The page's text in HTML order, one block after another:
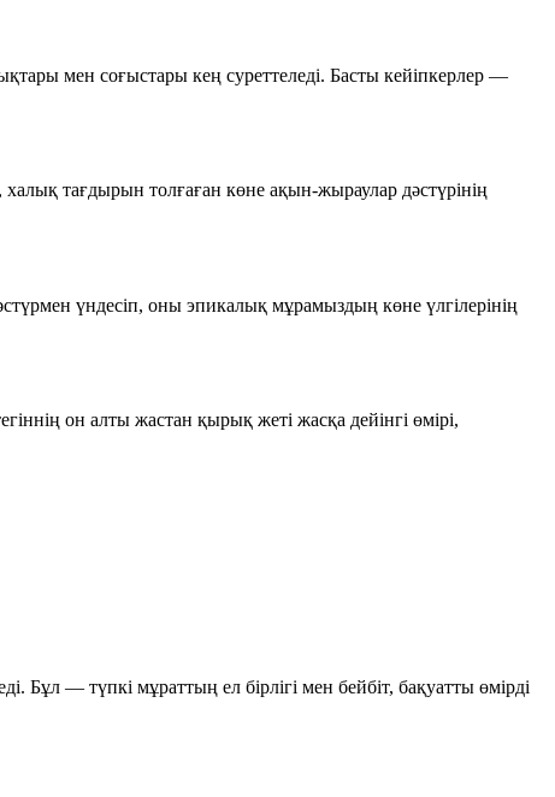
мен соғыстары кең суреттеледі. Басты кейіпкерлер —
тағдырын толғаған көне ақын-жыраулар дәстүрінің
үндесіп, оны эпикалық мұрамыздың көне үлгілерінің
он алты жастан қырық жеті жасқа дейінгі өмірі,
Бұл — түпкі мұраттың ел бірлігі мен бейбіт, бақуатты өмірді